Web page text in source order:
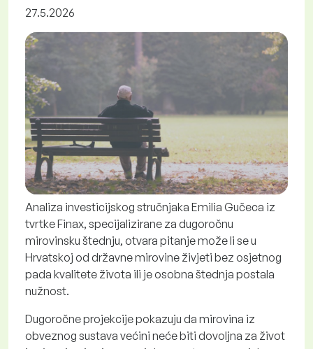
27.5.2026
Analiza investicijskog stručnjaka Emilia Gučeca iz
tvrtke Finax, specijalizirane za dugoročnu
mirovinsku štednju, otvara pitanje može li se u
Hrvatskoj od državne mirovine živjeti bez osjetnog
pada kvalitete života ili je osobna štednja postala
nužnost.
Dugoročne projekcije pokazuju da mirovina iz
obveznog sustava većini neće biti dovoljna za život